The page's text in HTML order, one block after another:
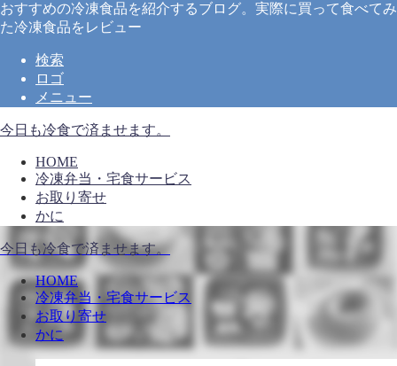
おすすめの冷凍食品を紹介するブログ。実際に買って食べてみ
た冷凍食品をレビュー
検索
ロゴ
メニュー
今日も冷食で済ませます。
HOME
冷凍弁当・宅食サービス
お取り寄せ
かに
今日も冷食で済ませます。
HOME
冷凍弁当・宅食サービス
お取り寄せ
かに